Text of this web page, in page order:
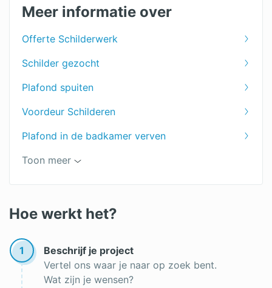
Plafond schilderen kosten
Meer informatie over
Offerte Schilderwerk
Schilder gezocht
Plafond spuiten
Voordeur Schilderen
Plafond in de badkamer verven
Aluminium verven
Schilder Amsterdam
Muur sauzen
Muren spuiten
Latex spuiten
Toon meer
Hoe werkt het?
1
Beschrijf je project
Vertel ons waar je naar op zoek bent.
Wat zijn je wensen?